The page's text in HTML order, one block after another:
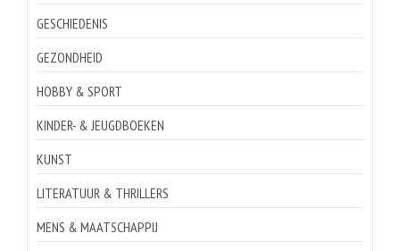
GESCHIEDENIS
GEZONDHEID
HOBBY & SPORT
KINDER- & JEUGDBOEKEN
KUNST
LITERATUUR & THRILLERS
MENS & MAATSCHAPPIJ